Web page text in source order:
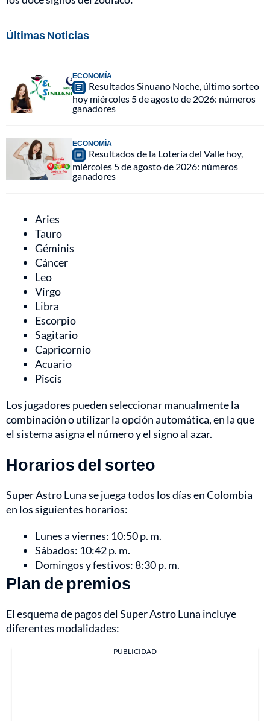
Últimas Noticias
ECONOMÍA
Resultados Sinuano Noche, último sorteo
hoy miércoles 5 de agosto de 2026: números
ganadores
ECONOMÍA
Resultados de la Lotería del Valle hoy,
miércoles 5 de agosto de 2026: números
ganadores
Aries
Tauro
Géminis
Cáncer
Leo
Virgo
Libra
Escorpio
Sagitario
Capricornio
Acuario
Piscis
Los jugadores pueden seleccionar manualmente la
combinación o utilizar la opción automática, en la que
el sistema asigna el número y el signo al azar.
Horarios del sorteo
Super Astro Luna se juega todos los días en Colombia
en los siguientes horarios:
Lunes a viernes: 10:50 p. m.
Sábados: 10:42 p. m.
Domingos y festivos: 8:30 p. m.
Plan de premios
El esquema de pagos del Super Astro Luna incluye
diferentes modalidades:
PUBLICIDAD